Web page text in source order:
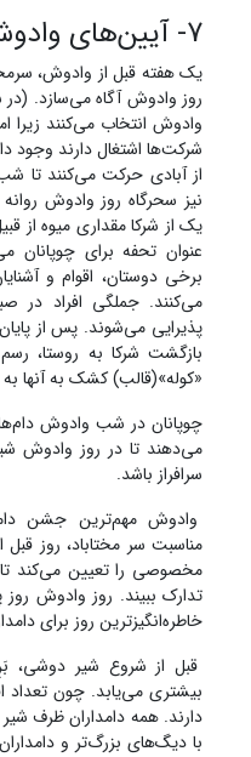
7- آیین‌های وادوش
یک هفته قبل از وادوش،
روز وادوش آگاه می‌سازد. (در
وادوش انتخاب می‌کنند زیرا
شرکت‌ها اشتغال دارند وجود
از آبادی حرکت می‌کنند تا
نیز سحرگاه روز وادوش
یک از شرکا مقداری میوه از
عنوان تحفه برای چوپانان
برخی دوستان، اقوام و
می‌کنند. جملگی افراد در
پذیرایی می‌شوند. پس از
بازگشت شرکا به روستا،
«کوله»(قالب) کشک به آنها
چوپانان در شب وادوش
می‌دهند تا در روز وادوش
سرافراز باشد.
وادوش مهم‌ترین جشن
مناسبت سر مختاباد، روز
مخصوصی را تعیین می‌کند تا
تدارک ببیند. روز وادوش
خاطره‌انگیزترین روز برای
قبل از شروع شیر دوشی،
بیشتری می‌یابد. چون تعداد
دارند. همه دامداران ظرف
با دیگ‌های بزرگ‌تر و